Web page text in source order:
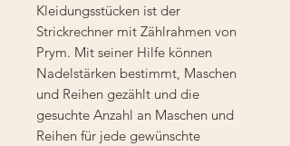
Kleidungsstücken ist der
Strickrechner mit Zählrahmen von
Prym. Mit seiner Hilfe können
Nadelstärken bestimmt, Maschen
und Reihen gezählt und die
gesuchte Anzahl an Maschen und
Reihen für jede gewünschte